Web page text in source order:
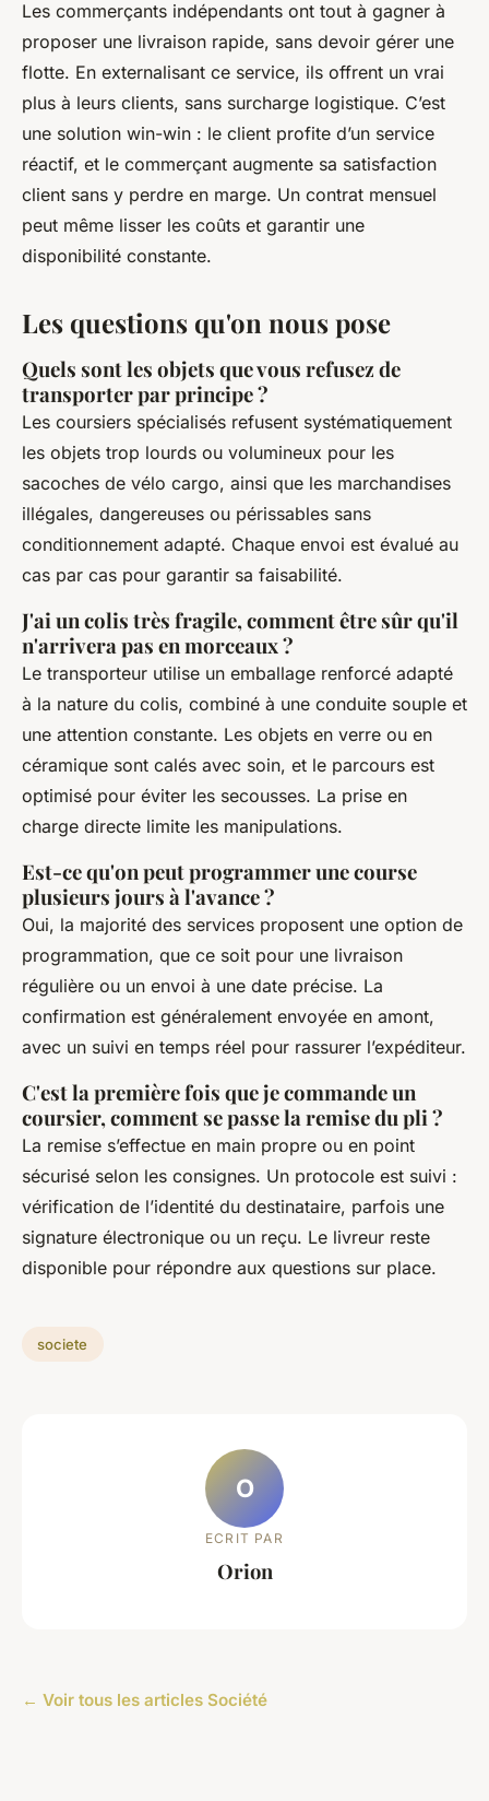
Les commerçants indépendants ont tout à gagner à
proposer une livraison rapide, sans devoir gérer une
flotte. En externalisant ce service, ils offrent un vrai
plus à leurs clients, sans surcharge logistique. C’est
une solution win-win : le client profite d’un service
réactif, et le commerçant augmente sa satisfaction
client sans y perdre en marge. Un contrat mensuel
peut même lisser les coûts et garantir une
disponibilité constante.
Les questions qu'on nous pose
Quels sont les objets que vous refusez de
transporter par principe ?
Les coursiers spécialisés refusent systématiquement
les objets trop lourds ou volumineux pour les
sacoches de vélo cargo, ainsi que les marchandises
illégales, dangereuses ou périssables sans
conditionnement adapté. Chaque envoi est évalué au
cas par cas pour garantir sa faisabilité.
J'ai un colis très fragile, comment être sûr qu'il
n'arrivera pas en morceaux ?
Le transporteur utilise un emballage renforcé adapté
à la nature du colis, combiné à une conduite souple et
une attention constante. Les objets en verre ou en
céramique sont calés avec soin, et le parcours est
optimisé pour éviter les secousses. La prise en
charge directe limite les manipulations.
Est-ce qu'on peut programmer une course
plusieurs jours à l'avance ?
Oui, la majorité des services proposent une option de
programmation, que ce soit pour une livraison
régulière ou un envoi à une date précise. La
confirmation est généralement envoyée en amont,
avec un suivi en temps réel pour rassurer l’expéditeur.
C'est la première fois que je commande un
coursier, comment se passe la remise du pli ?
La remise s’effectue en main propre ou en point
sécurisé selon les consignes. Un protocole est suivi :
vérification de l’identité du destinataire, parfois une
signature électronique ou un reçu. Le livreur reste
disponible pour répondre aux questions sur place.
societe
O
ECRIT PAR
Orion
← Voir tous les articles Société